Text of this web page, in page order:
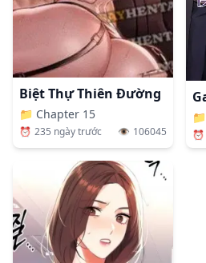
Biệt Thự Thiên Đường
📁 Chapter 15
⏰ 235 ngày trước 👁️ 106045
📁
⏰